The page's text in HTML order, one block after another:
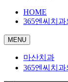
HOME
365엔씨치과
MENU
마산치과
365엔씨치과